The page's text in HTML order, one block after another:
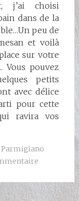
j’ai choisi
dans de la
peu de
et voilà
sur votre
Vous pouvez
petits
avec délice
pour cette
ravira vos
Parmigiano